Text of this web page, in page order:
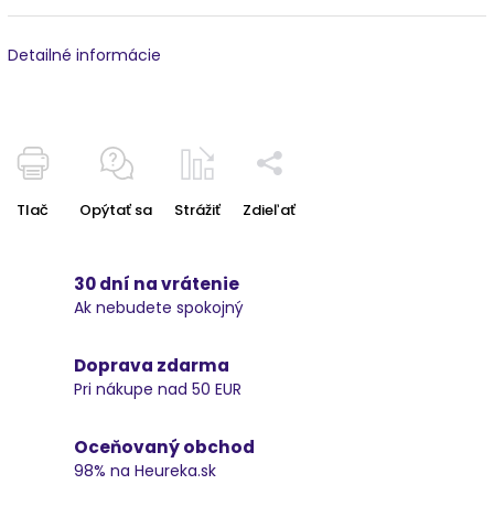
Detailné informácie
Tlač Opýtať sa Strážiť Zdieľať
30 dní na vrátenie
Ak nebudete spokojný
Doprava zdarma
Pri nákupe nad 50 EUR
Oceňovaný obchod
98% na Heureka.sk